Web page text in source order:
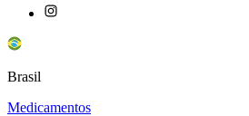
Brasil
Medicamentos